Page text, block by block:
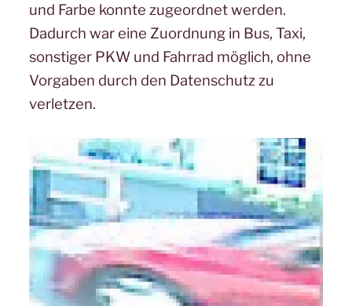
und Farbe konnte zugeordnet werden.
Dadurch war eine Zuordnung in Bus, Taxi,
sonstiger PKW und Fahrrad möglich, ohne
Vorgaben durch den Datenschutz zu
verletzen.